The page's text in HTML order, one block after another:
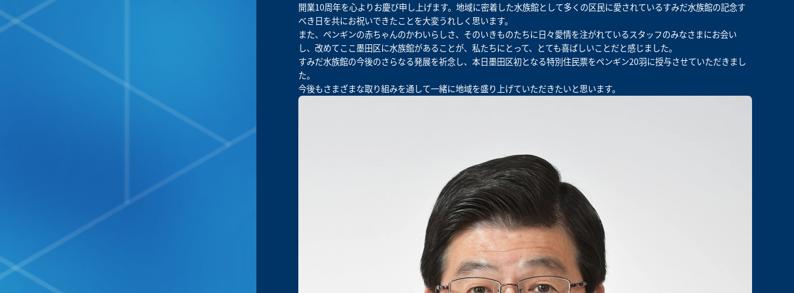
開業10周年を心よりお慶び申し上げます。地域に密着した水族館として多くの区民に愛されているすみだ水族館の記念す
べき日を共にお祝いできたことを大変うれしく思います。
また、ペンギンの赤ちゃんのかわいらしさ、そのいきものたちに日々愛情を注がれているスタッフのみなさまにお会い
し、改めてここ墨田区に水族館があることが、私たちにとって、とても喜ばしいことだと感じました。
すみだ水族館の今後のさらなる発展を祈念し、本日墨田区初となる特別住民票をペンギン20羽に授与させていただきまし
た。
今後もさまざまな取り組みを通して一緒に地域を盛り上げていただきたいと思います。